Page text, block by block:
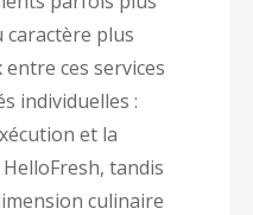
caractère plus
ces services
individuelles :
et la
tandis
culinaire